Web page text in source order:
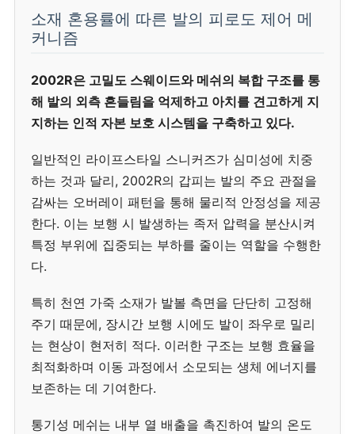
소재 혼용률에 따른 발의 피로도 제어 메
커니즘
2002R은 고밀도 스웨이드와 메쉬의 복합 구조를 통
해 발의 외측 흔들림을 억제하고 아치를 견고하게 지
지하는 인적 자본 보호 시스템을 구축하고 있다.
일반적인 라이프스타일 스니커즈가 심미성에 치중
하는 것과 달리, 2002R의 갑피는 발의 주요 관절을
감싸는 오버레이 패턴을 통해 물리적 안정성을 제공
한다. 이는 보행 시 발생하는 족저 압력을 분산시켜
특정 부위에 집중되는 부하를 줄이는 역할을 수행한
다.
특히 천연 가죽 소재가 발볼 측면을 단단히 고정해
주기 때문에, 장시간 보행 시에도 발이 좌우로 밀리
는 현상이 현저히 적다. 이러한 구조는 보행 효율을
최적화하며 이동 과정에서 소모되는 생체 에너지를
보존하는 데 기여한다.
통기성 메쉬는 내부 열 배출을 촉진하여 발의 온도